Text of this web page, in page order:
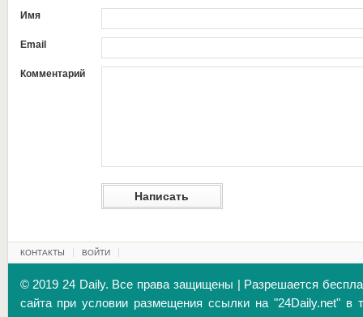
Имя
Email
Комментарий
КОНТАКТЫ ВОЙТИ
© 2019 24 Daily. Все права защищены | Разрешается
сайта при условии размещения ссылки на "24Daily.net" в